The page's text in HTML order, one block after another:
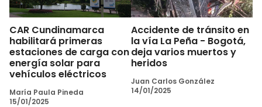
CAR Cundinamarca
habilitará primeras
estaciones de carga con
energía solar para
vehículos eléctricos
María Paula Pineda
15/01/2025
Accidente de tránsito en
la vía La Peña - Bogotá,
deja varios muertos y
heridos
Juan Carlos González
14/01/2025